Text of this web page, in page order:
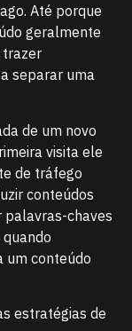
Até porque
geralmente
trazer
separar uma
de um novo
visita ele
de tráfego
conteúdos
palavras-chaves
um conteúdo
estratégias de